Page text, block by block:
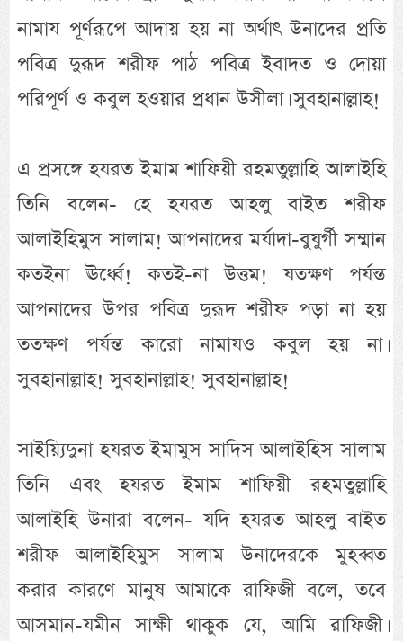
নামায পূর্ণরূপে আদায় হয় না অর্থাৎ উনাদের প্রতি
পবিত্র দুরূদ শরীফ পাঠ পবিত্র ইবাদত ও দোয়া
পরিপূর্ণ ও কবুল হওয়ার প্রধান উসীলা। সুবহানাল্লাহ!
এ প্রসঙ্গে হযরত ইমাম শাফিয়ী রহমতুল্লাহি আলাইহি
তিনি বলেন- হে হযরত আহলু বাইত শরীফ
আলাইহিমুস সালাম! আপনাদের মর্যাদা-বুযুর্গী সম্মান
কতইনা ঊর্ধ্বে! কতই-না উত্তম! যতক্ষণ পর্যন্ত
আপনাদের উপর পবিত্র দুরূদ শরীফ পড়া না হয়
ততক্ষণ পর্যন্ত কারো নামাযও কবুল হয় না।
সুবহানাল্লাহ! সুবহানাল্লাহ! সুবহানাল্লাহ!
সাইয়্যিদুনা হযরত ইমামুস সাদিস আলাইহিস সালাম
তিনি এবং হযরত ইমাম শাফিয়ী রহমতুল্লাহি
আলাইহি উনারা বলেন- যদি হযরত আহলু বাইত
শরীফ আলাইহিমুস সালাম উনাদেরকে মুহব্বত
করার কারণে মানুষ আমাকে রাফিজী বলে, তবে
আসমান-যমীন সাক্ষী থাকুক যে, আমি রাফিজী।